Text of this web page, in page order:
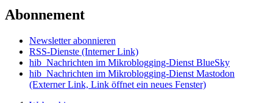
Abonnement
Newsletter abonnieren
RSS-Dienste (Interner Link)
hib_Nachrichten im Mikroblogging-Dienst BlueSky
hib_Nachrichten im Mikroblogging-Dienst Mastodon
(Externer Link, Link öffnet ein neues Fenster)